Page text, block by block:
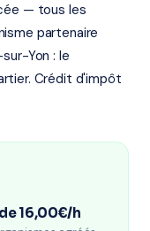
— tous les
partenaire
Yon : le
Crédit d'impôt
16,00€/h